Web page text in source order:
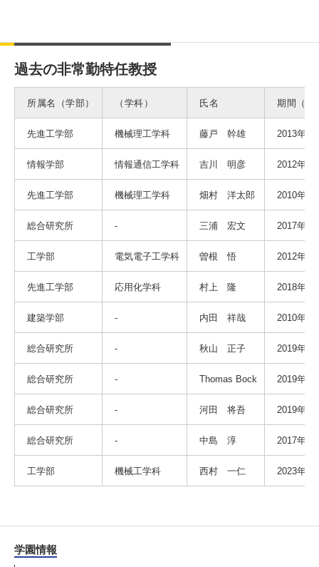
過去の非常勤特任教授
所属名（学部） （学科） 氏名 期間（自
先進工学部 機械理工学科 藤戸 幹雄 2013年4
情報学部 情報通信工学科 吉川 明彦 2012年4
先進工学部 機械理工学科 畑村 洋太郎 2010年5
総合研究所 - 三浦 宏文 2017年5
工学部 電気電子工学科 曽根 悟 2012年4
先進工学部 応用化学科 村上 隆 2018年4
建築学部 - 内田 祥哉 2010年9
総合研究所 - 秋山 正子 2019年6
総合研究所 - Thomas Bock 2019年6
総合研究所 - 河田 将吾 2019年6
総合研究所 - 中島 淳 2017年4
工学部 機械工学科 西村 一仁 2023年4
学園情報